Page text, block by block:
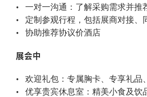
一对一沟通：了解采购需求并推
定制参观行程，包括展商对接、
协助推荐协议价酒店
展会中
欢迎礼包：专属胸卡、专享礼品
优享贵宾休息室：精美小食及饮